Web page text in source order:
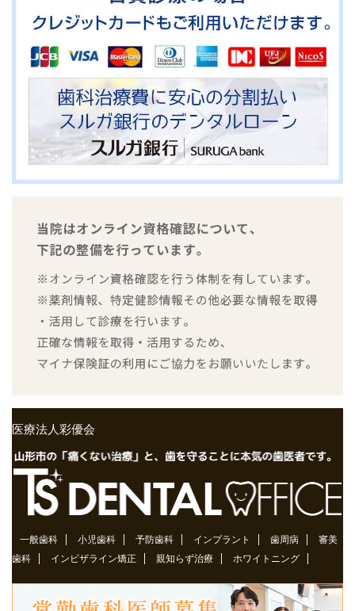
医療法人彩優会
一般歯科 小児歯科 予防歯科 インプラント 歯周病
審美
歯科
インビザライン矯正 親知らず治療 ホワイトニング